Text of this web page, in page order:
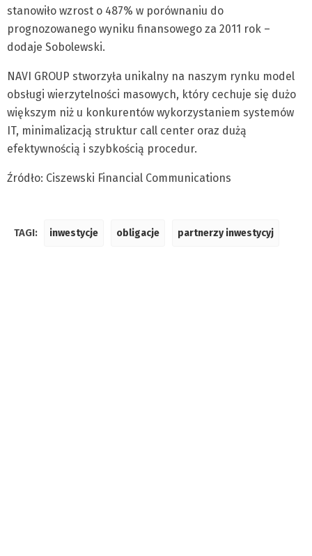
stanowiło wzrost o 487% w porównaniu do
prognozowanego wyniku finansowego za 2011 rok –
dodaje Sobolewski.
NAVI GROUP stworzyła unikalny na naszym rynku model
obsługi wierzytelności masowych, który cechuje się dużo
większym niż u konkurentów wykorzystaniem systemów
IT, minimalizacją struktur call center oraz dużą
efektywnością i szybkością procedur.
Źródło: Ciszewski Financial Communications
TAGI: inwestycje obligacje partnerzy inwestycyj